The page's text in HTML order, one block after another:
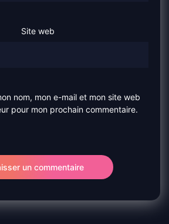
Site web
nom, mon e-mail et mon site web
pour mon prochain commentaire.